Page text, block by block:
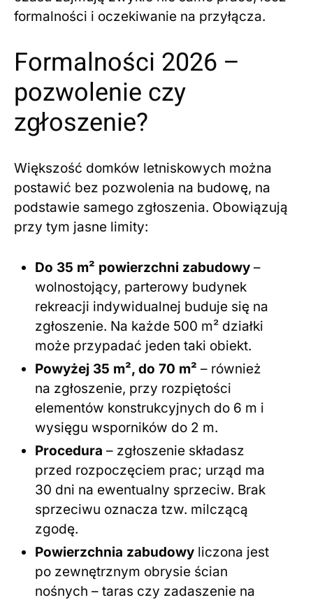
formalności i oczekiwanie na przyłącza.
Formalności 2026 –
pozwolenie czy
zgłoszenie?
Większość domków letniskowych można
postawić bez pozwolenia na budowę, na
podstawie samego zgłoszenia. Obowiązują
przy tym jasne limity:
Do 35 m² powierzchni zabudowy –
wolnostojący, parterowy budynek
rekreacji indywidualnej buduje się na
zgłoszenie. Na każde 500 m² działki
może przypadać jeden taki obiekt.
Powyżej 35 m², do 70 m² – również
na zgłoszenie, przy rozpiętości
elementów konstrukcyjnych do 6 m i
wysięgu wsporników do 2 m.
Procedura – zgłoszenie składasz
przed rozpoczęciem prac; urząd ma
30 dni na ewentualny sprzeciw. Brak
sprzeciwu oznacza tzw. milczącą
zgodę.
Powierzchnia zabudowy liczona jest
po zewnętrznym obrysie ścian
nośnych – taras czy zadaszenie na